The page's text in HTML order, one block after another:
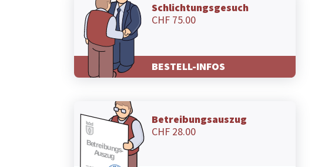
Schlichtungsgesuch
CHF 75.00
BESTELL-INFOS
Betreibungsauszug
CHF 28.00